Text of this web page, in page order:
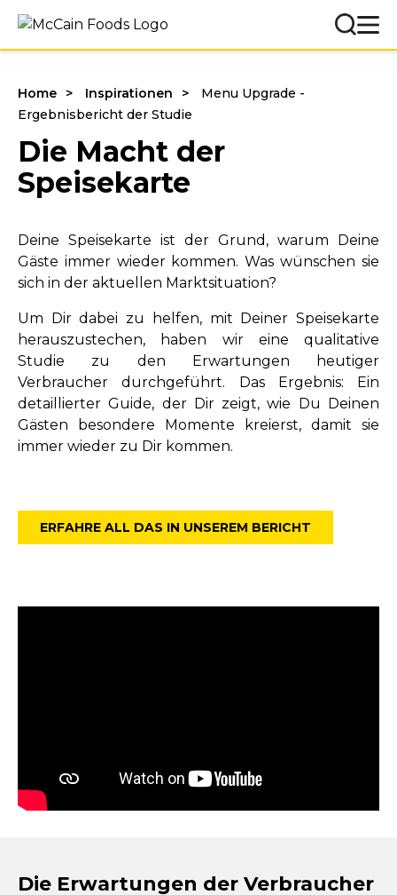
Home Inspirationen
Menu Upgrade -
Ergebnisbericht der Studie
Die Macht der
Speisekarte
Deine Speisekarte ist der Grund, warum Deine
Gäste immer wieder kommen. Was wünschen sie
sich in der aktuellen Marktsituation?
Um Dir dabei zu helfen, mit Deiner Speisekarte
herauszustechen, haben wir eine qualitative
Studie zu den Erwartungen heutiger
Verbraucher durchgeführt. Das Ergebnis: Ein
detaillierter Guide, der Dir zeigt, wie Du Deinen
Gästen besondere Momente kreierst, damit sie
immer wieder zu Dir kommen.
ERFAHRE ALL DAS IN UNSEREM BERICHT
Die Erwartungen der Verbraucher